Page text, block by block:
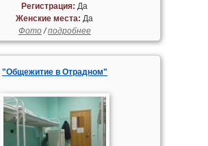
Регистрация: Да
Женские места: Да
Фото/подробнее
"Общежитие в Отрадном"